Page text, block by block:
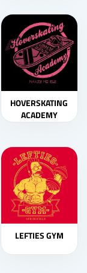
HOVERSKATING
ACADEMY
LEFTIES GYM